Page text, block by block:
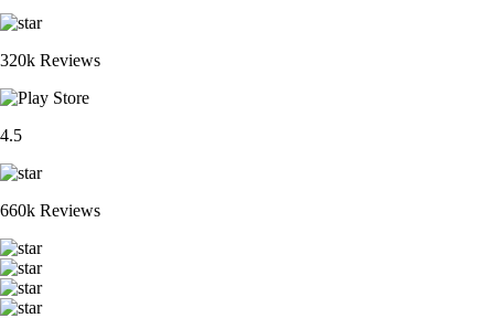
320k Reviews
4.5
660k Reviews